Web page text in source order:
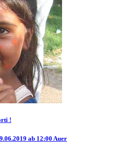
!
ab 12:00 Auer